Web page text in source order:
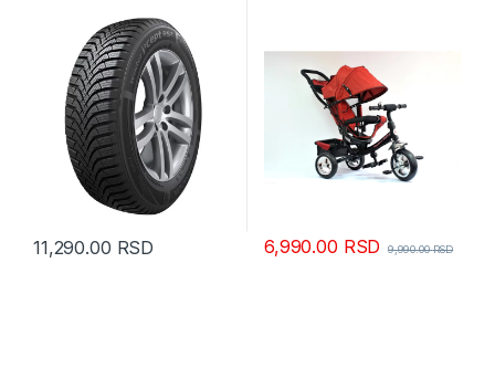
11,290.00 RSD 6,990.00 RSD 9,990.00RSD